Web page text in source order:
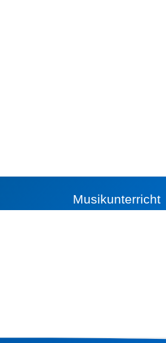
Musikunterricht